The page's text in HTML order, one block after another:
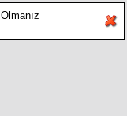
Olmanız